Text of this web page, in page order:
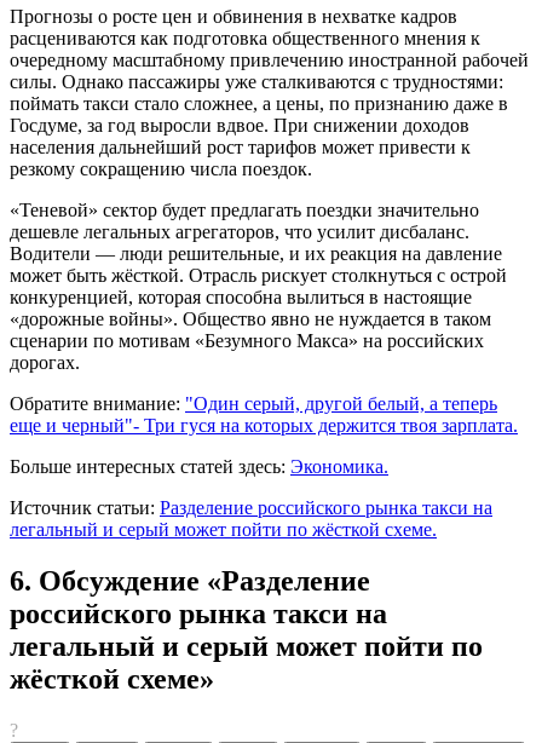
Прогнозы о росте цен и обвинения в нехватке кадров
расцениваются как подготовка общественного мнения к
очередному масштабному привлечению иностранной рабочей
силы. Однако пассажиры уже сталкиваются с трудностями:
поймать такси стало сложнее, а цены, по признанию даже в
Госдуме, за год выросли вдвое. При снижении доходов
населения дальнейший рост тарифов может привести к
резкому сокращению числа поездок.
«Теневой» сектор будет предлагать поездки значительно
дешевле легальных агрегаторов, что усилит дисбаланс.
Водители — люди решительные, и их реакция на давление
может быть жёсткой. Отрасль рискует столкнуться с острой
конкуренцией, которая способна вылиться в настоящие
«дорожные войны». Общество явно не нуждается в таком
сценарии по мотивам «Безумного Макса» на российских
дорогах.
Обратите внимание: "Один серый, другой белый, а теперь
еще и черный"- Три гуся на которых держится твоя зарплата.
Больше интересных статей здесь: Экономика.
Источник статьи: Разделение российского рынка такси на
легальный и серый может пойти по жёсткой схеме.
6. Обсуждение «Разделение
российского рынка такси на
легальный и серый может пойти по
жёсткой схеме»
?